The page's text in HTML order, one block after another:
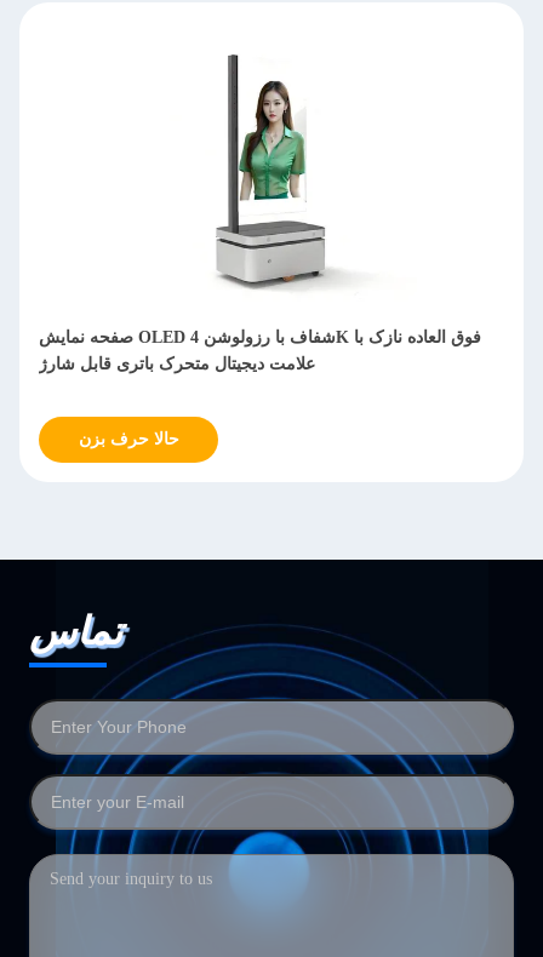
نمایشگر عمودی OLED شفاف داخلی هوشمند برای تئاترها و موزه
ها
حالا حرف بزن
تماس